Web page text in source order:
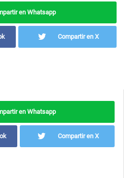
en Whatsapp
Compartir en X
en Whatsapp
Compartir en X